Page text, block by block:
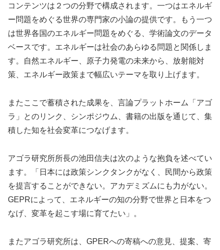
コンテンツは２つの分野で構成されます。一つはエネルギ
ー問題をめぐる世界の専門家の小論の提供です。もう一つ
は世界各国のエネルギー問題をめぐる、学術論文のデータ
ベースです。エネルギーは社会のあらゆる問題と関係しま
す。自然エネルギー、原子力発電の未来から、放射能対
策、エネルギー政策まで幅広いテーマを取り上げます。
またここで蓄積された成果を、言論プラットホーム「アゴ
ラ」とのリンク、シンポジウム、書籍の出版を通じて、集
積した知を社会変革につなげます。
アゴラ研究所所長の池田信夫は次のような抱負を述べてい
ます。「日本には政策シンクタンクがなく、民間から政策
を提言することができない。アカデミズムにも力がない。
GEPRによって、エネルギーの知の分野で世界と日本をつ
なげ、変革を起こす場に育てたい」。
またアゴラ研究所は、GPERへの寄稿への意見、提案、寄